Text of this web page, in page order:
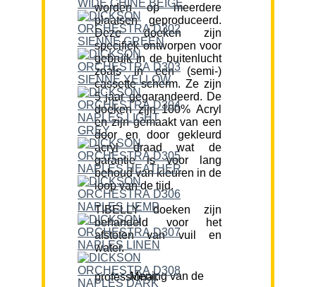
worden op meerdere
plaatsen geproduceerd.
Deze doeken zijn
specifiek ontworpen voor
gebruik in de buitenlucht
zoals in een (semi-)
cassette scherm. Ze zijn
5 jaar gegarandeerd. De
doeken zijn 100% Acryl
en zijn gemaakt van een
door en door gekleurd
acryl draad wat de
garantie is voor lang
behoud van kleuren in de
loop van de tijd.
TIBELLY doeken zijn
behandeld voor het
afstoten van vuil en
water.
Mening van de professional: